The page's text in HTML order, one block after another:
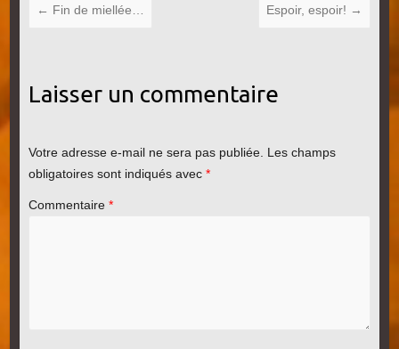
← Fin de miellée… Espoir, espoir! →
Laisser un commentaire
Votre adresse e-mail ne sera pas publiée. Les champs
obligatoires sont indiqués avec *
Commentaire *